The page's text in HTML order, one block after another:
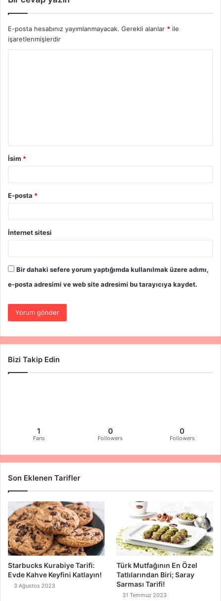
E-posta hesabınız yayımlanmayacak. Gerekli alanlar * ile
işaretlenmişlerdir
İsim *
E-posta *
İnternet sitesi
Bir dahaki sefere yorum yaptığımda kullanılmak üzere adımı,
e-posta adresimi ve web site adresimi bu tarayıcıya kaydet.
Bizi Takip Edin
1
Fans
0
Followers
0
Followers
Son Eklenen Tarifler
Starbucks Kurabiye Tarifi:
Evde Kahve Keyfini Katlayın!
3 Ağustos 2023
Türk Mutfağının En Özel
Tatlılarından Biri; Saray
Sarması Tarifi!
31 Temmuz 2023